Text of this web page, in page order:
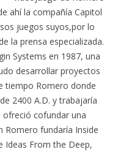
ahí la compañía Capitol
juegos suyos,por lo
la prensa especializada.
Systems en 1987, una
desarrollar proyectos
tiempo Romero donde
2400 A.D. y trabajaría
ofreció cofundar una
Romero fundaría Inside
Ideas From the Deep,